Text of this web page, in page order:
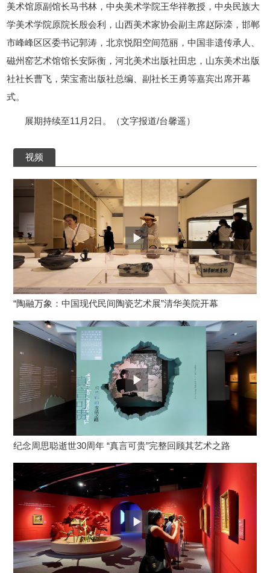
美术馆原副馆长马书林，中央美术学院王华祥教授，中央民族大
学美术学院原院长殷会利，山西美术家协会副主席赵际滦，邯郸
市峰峰区区委书记郭涛，北京悦阳空间范丽，中国非遗传承人、
磁州窑艺术馆馆长安际衡，河北美术出版社田忠，山东美术出版
社社长曹飞，荣宝斋出版社总编、副社长王勇等嘉宾出席开幕
式。
展期持续至11月2日。（文字报道/台馨遥）
视频
“陶融万象：中国现代民间陶瓷艺术展”清华美院开幕
纪念周思聪逝世30周年 “真言可贵”完整回顾其艺术之路